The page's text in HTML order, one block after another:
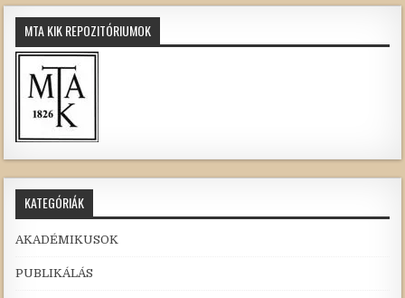
MTA KIK REPOZITÓRIUMOK
KATEGÓRIÁK
AKADÉMIKUSOK
PUBLIKÁLÁS